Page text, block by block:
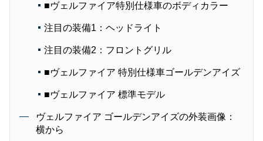
■ヴェルファイア特別仕様車のボディカラー
注目の装備1：ヘッドライト
注目の装備2：フロントグリル
■ヴェルファイア 特別仕様車ゴールデンアイズ
■ヴェルファイア 標準モデル
ヴェルファイア ゴールデンアイズの外装画像：
横から